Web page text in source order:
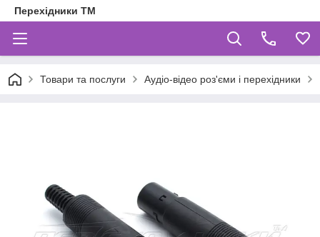
Перехідники ТМ
Товари та послуги Аудіо-відео роз'єми і перехідники